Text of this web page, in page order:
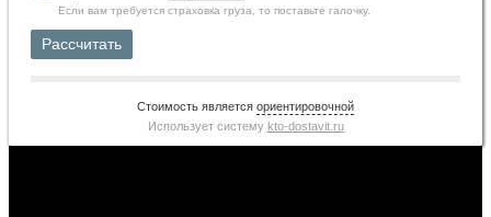
Если вам требуется страховка груза, то поставьте галочку.
Рассчитать
Стоимость является ориентировочной
Использует систему kto-dostavit.ru